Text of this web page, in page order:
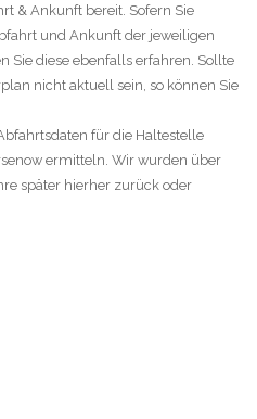
& Ankunft bereit. Sofern Sie
und Ankunft der jeweiligen
Sie diese ebenfalls erfahren. Sollte
nicht aktuell sein, so können Sie
für die Haltestelle
ermitteln. Wir wurden über
später hierher zurück oder